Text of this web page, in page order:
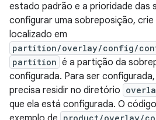
estado padrão e a prioridade das
configurar uma sobreposição,
localizado em
partition/overlay/config/
partition é a partição da
configurada. Para ser
precisa residir no diretório
que ela está configurada. O